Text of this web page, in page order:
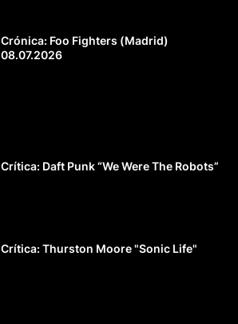
Crónica: Foo Fighters (Madrid)
08.07.2026
Crítica: Daft Punk “We Were The Robots”
Crítica: Thurston Moore "Sonic Life"